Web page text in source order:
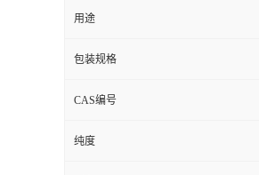
用途
包装规格
CAS编号
纯度